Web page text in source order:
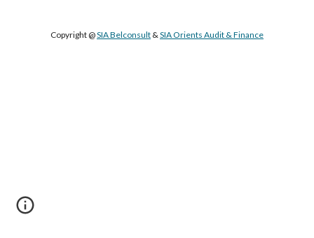
Copyright @ SIA Belconsult & SIA Orients Audit & Finance